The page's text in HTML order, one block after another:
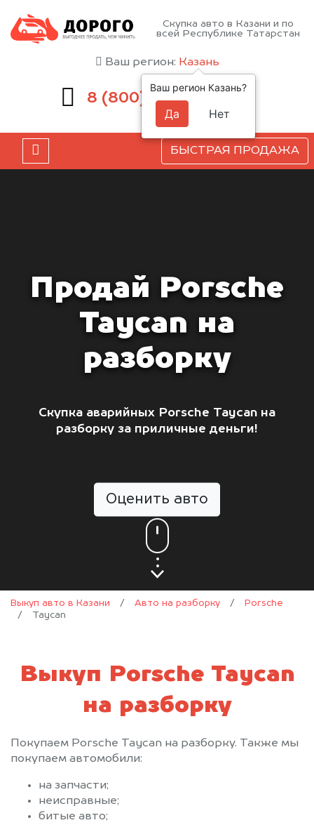
Скупка авто в Казани и по
всей Республике Татарстан
Ваш регион: Казань
8 (800) 551-81-15
БЫСТРАЯ ПРОДАЖА
Продай Porsche
Taycan на
разборку
Скупка аварийных Porsche Taycan на
разборку за приличные деньги!
Оценить авто
Выкуп авто в Казани / Авто на разборку /
Porsche
/
Taycan
Выкуп Porsche Taycan
на разборку
Покупаем Porsche Taycan на разборку. Также мы
покупаем автомобили:
на запчасти;
неисправные;
битые авто;
Ваш регион Казань?
Да Нет